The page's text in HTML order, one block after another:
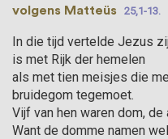
volgens Matteüs
25,1-13.
In die tijd vertelde Jezus
is met Rijk der hemelen
als met tien meisjes die
bruidegom tegemoet.
Vijf van hen waren dom,
Want de domme namen